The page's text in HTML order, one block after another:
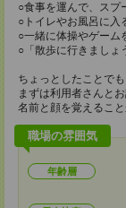
○食事を運んで、スプ
○トイレやお風呂に入
○一緒に体操やゲーム
○「散歩に行きましょ
ちょっとしたことで
まずは利用者さんとお
名前と顔を覚えるこ
職場の雰囲気
年齢層